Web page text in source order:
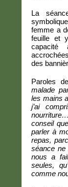
La
femme a
feuille et
capacité
des
Paroles
malade
les mains
j’ai
conseil
parler à
repas,
séance ne
nous a
seules,
comme